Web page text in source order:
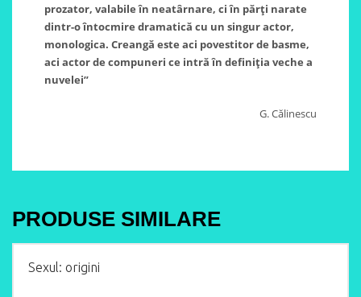
prozator, valabile în neatârnare, ci în părţi narate
dintr-o întocmire dramatică cu un singur actor,
monologica. Creangă este aci povestitor de basme,
aci actor de compuneri ce intră în definiţia veche a
nuvelei”
G. Călinescu
PRODUSE SIMILARE
Sexul: origini